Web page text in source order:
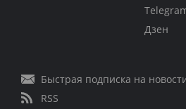
Дзен
Быстрая подписка на
RSS